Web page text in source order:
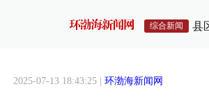
综合新闻 县
2025-07-13 18:43:25 | 环渤海新闻网